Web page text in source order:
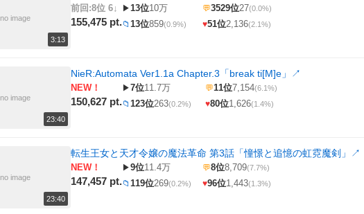
no image
3:13
前回:8位 6↓
155,475 pt.
▶13位10万 💬3529位27(0.0%)
📁 13位859(0.9%) ♥51位2,136(2.1%)
no image
23:40
NieR:Automata Ver1.1a Chapter.3「break ti[M]e」 ↗
NEW！
150,627 pt.
▶7位11.7万 💬11位7,154(6.1%)
📁 123位263(0.2%) ♥80位1,626(1.4%)
no image
23:40
転生王女と天才令嬢の魔法革命 第3話「憧憬と追憶の虹霓魔剣」 ↗
NEW！
147,457 pt.
▶9位11.4万 💬8位8,709(7.7%)
📁 119位269(0.2%) ♥96位1,443(1.3%)